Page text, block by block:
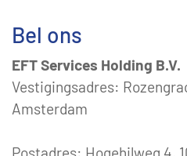
Bel ons
EFT Services Holding B.V.
Vestigingsadres:
Amsterdam